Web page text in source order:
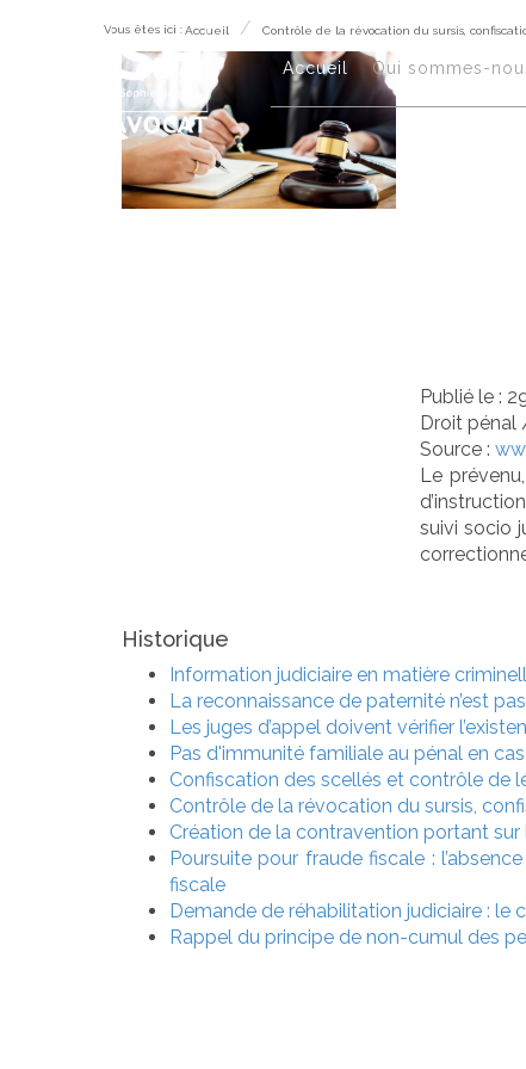
Accueil Qui sommes-
Vous êtes ici :Accueil Contrôle de la révocation du sursis,
Publié le :
Droit pénal
Source :
Le
suivi socio
Historique
Information judiciaire en matière
La reconnaissance de paternité n’est
Les juges d’appel doivent vérifier
Pas d'immunité familiale au pénal en
Confiscation des scellés et contrôle de
Contrôle de la révocation du sursis,
Création de la contravention portant
Poursuite pour fraude fiscale :
fiscale
Demande de réhabilitation judiciaire : le
Rappel du principe de non-cumul des